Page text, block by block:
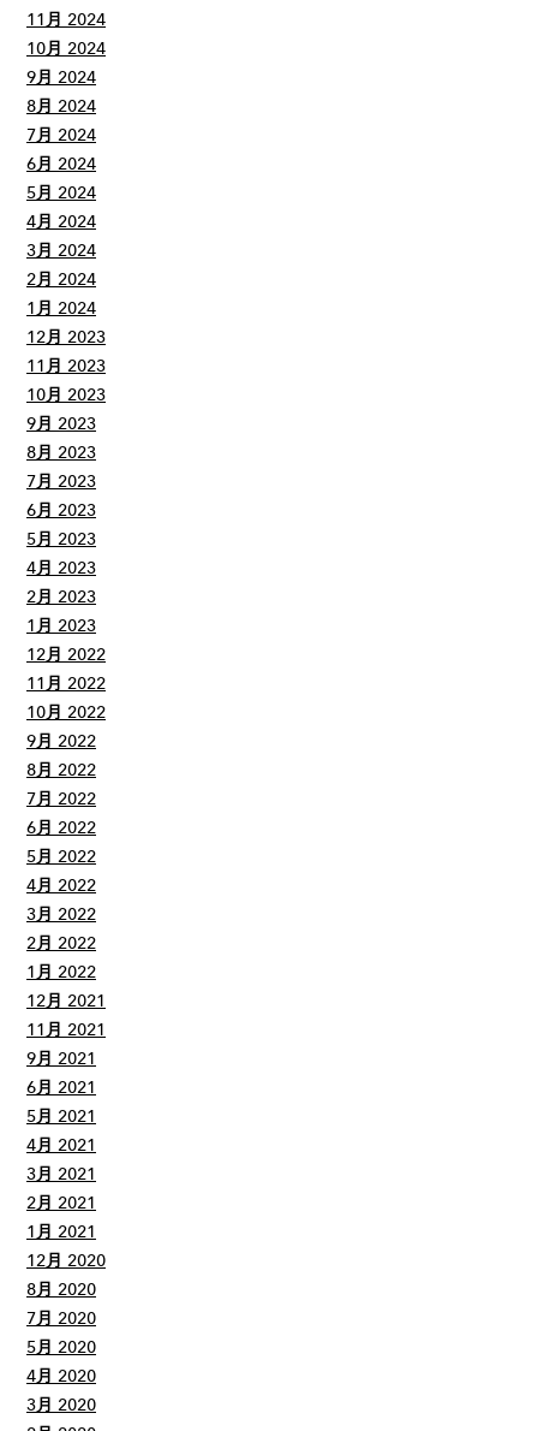
11月 2024
10月 2024
9月 2024
8月 2024
7月 2024
6月 2024
5月 2024
4月 2024
3月 2024
2月 2024
1月 2024
12月 2023
11月 2023
10月 2023
9月 2023
8月 2023
7月 2023
6月 2023
5月 2023
4月 2023
2月 2023
1月 2023
12月 2022
11月 2022
10月 2022
9月 2022
8月 2022
7月 2022
6月 2022
5月 2022
4月 2022
3月 2022
2月 2022
1月 2022
12月 2021
11月 2021
9月 2021
6月 2021
5月 2021
4月 2021
3月 2021
2月 2021
1月 2021
12月 2020
8月 2020
7月 2020
5月 2020
4月 2020
3月 2020